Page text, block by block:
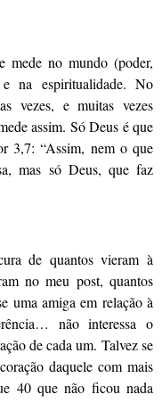
mede no mundo (poder,
na espiritualidade. No
vezes, e muitas vezes
assim. Só Deus é que
3,7: “Assim, nem o que
mas só Deus, que faz
de quantos vieram à
no meu post, quantos
uma amiga em relação à
não interessa o
de cada um. Talvez se
daquele com mais
40 que não ficou nada